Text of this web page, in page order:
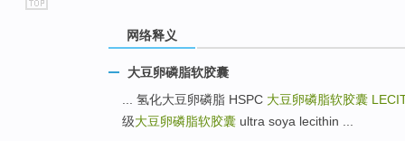
网络释义
大豆卵磷脂软胶囊
... 氢化大豆卵磷脂 HSPC 大豆卵磷脂软胶囊
级大豆卵磷脂软胶囊 ultra soya lecithin ...